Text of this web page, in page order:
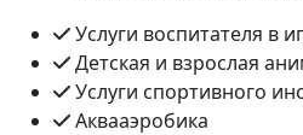
Услуги воспитателя в
Детская и взрослая
Услуги спортивного
Аквааэробика